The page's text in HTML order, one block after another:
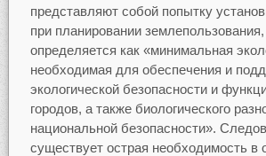
представляют собой попытку
при планировании землепользования,
определяется как «минимальная
необходимая для обеспечения и
экологической безопасности и
городов, а также биологического
национальной безопасности».
существует острая необходимость в